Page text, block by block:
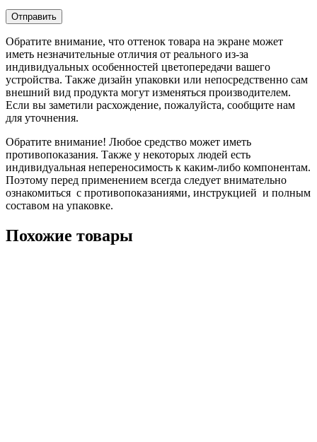
Обратите внимание, что оттенок товара на экране может
иметь незначительные отличия от реального из-за
индивидуальных особенностей цветопередачи вашего
устройства. Также дизайн упаковки или непосредственно сам
внешний вид продукта могут изменяться производителем.
Если вы заметили расхождение, пожалуйста, сообщите нам
для уточнения.
Обратите внимание! Любое средство может иметь
противопоказания. Также у некоторых людей есть
индивидуальная непереносимость к каким-либо компонентам.
Поэтому перед применением всегда следует внимательно
ознакомиться с противопоказаниями, инструкцией и полным
составом на упаковке.
Похожие товары